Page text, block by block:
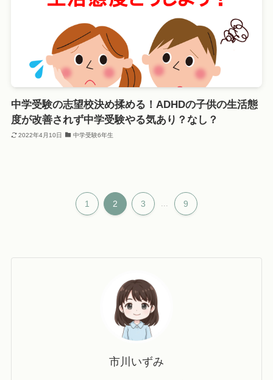
中学受験の志望校決め揉める！ADHDの子供の生活態
度が改善されず中学受験やる気あり？なし？
2022年4月10日 中学受験6年生
1 2 3 ... 9
市川いずみ